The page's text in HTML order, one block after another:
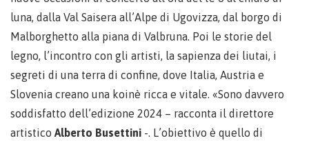
luna, dalla Val Saisera all’Alpe di Ugovizza, dal borgo di
Malborghetto alla piana di Valbruna. Poi le storie del
legno, l’incontro con gli artisti, la sapienza dei liutai, i
segreti di una terra di confine, dove Italia, Austria e
Slovenia creano una koinè ricca e vitale. «Sono davvero
soddisfatto dell’edizione 2024 – racconta il direttore
artistico Alberto Busettini -. L’obiettivo è quello di